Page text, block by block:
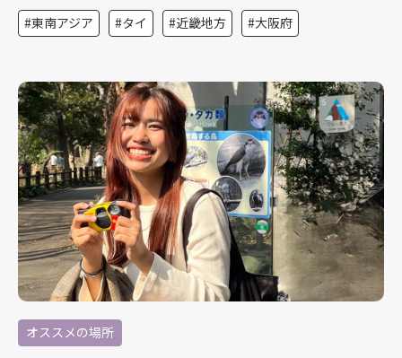
東南アジア タイ 近畿地方 大阪府
オススメの場所